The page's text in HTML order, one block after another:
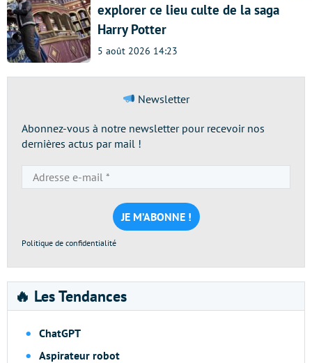
explorer ce lieu culte de la saga
Harry Potter
5 août 2026 14:23
Newsletter
Abonnez-vous à notre newsletter pour recevoir nos
dernières actus par mail !
e-
mail
*
Politique de confidentialité
🔥 Les Tendances
ChatGPT
Aspirateur robot